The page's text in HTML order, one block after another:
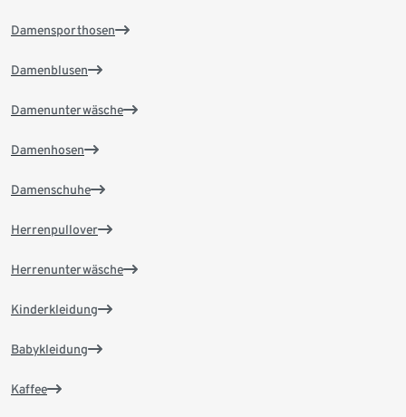
Damensporthosen
Damenblusen
Damenunterwäsche
Damenhosen
Damenschuhe
Herrenpullover
Herrenunterwäsche
Kinderkleidung
Babykleidung
Kaffee